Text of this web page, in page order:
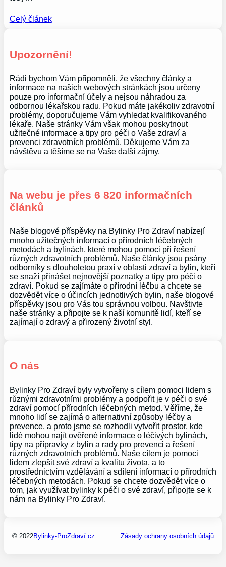
Celý článek
Upozornění!
Rádi bychom Vám připomněli, že všechny články a
informace na našich webových stránkách jsou určeny
pouze pro informační účely a nejsou náhradou za
odbornou lékařskou radu. Pokud máte jakékoliv zdravotní
problémy, doporučujeme Vám vyhledat kvalifikovaného
lékaře. Naše stránky Vám však mohou poskytnout
užitečné informace a tipy pro péči o Vaše zdraví a
prevenci zdravotních problémů. Děkujeme Vám za
návštěvu a těšíme se na Vaše další zájmy.
Na webu je přes 6 820 informačních
článků
Naše blogové příspěvky na Bylinky Pro Zdraví nabízejí
mnoho užitečných informací o přírodních léčebných
metodách a bylinách, které mohou pomoci při řešení
různých zdravotních problémů. Naše články jsou psány
odborníky s dlouholetou praxí v oblasti zdraví a bylin, kteří
se snaží přinášet nejnovější poznatky a tipy pro péči o
zdraví. Pokud se zajímáte o přírodní léčbu a chcete se
dozvědět více o účincích jednotlivých bylin, naše blogové
příspěvky jsou pro Vás tou správnou volbou. Navštivte
naše stránky a připojte se k naší komunitě lidí, kteří se
zajímají o zdravý a přirozený životní styl.
O nás
Bylinky Pro Zdraví byly vytvořeny s cílem pomoci lidem s
různými zdravotními problémy a podpořit je v péči o své
zdraví pomocí přírodních léčebných metod. Věříme, že
mnoho lidí se zajímá o alternativní způsoby léčby a
prevence, a proto jsme se rozhodli vytvořit prostor, kde
lidé mohou najít ověřené informace o léčivých bylinách,
tipy na přípravky z bylin a rady pro prevenci a řešení
různých zdravotních problémů. Naše cílem je pomoci
lidem zlepšit své zdraví a kvalitu života, a to
prostřednictvím vzdělávání a sdílení informací o přírodních
léčebných metodách. Pokud se chcete dozvědět více o
tom, jak využívat bylinky k péči o své zdraví, připojte se k
nám na Bylinky Pro Zdraví.
© 2022Bylinky-ProZdraví.cz Zásady ochrany osobních údajů